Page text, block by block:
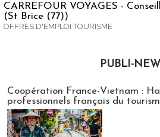
CARREFOUR VOYAGES -
(St Brice (77))
OFFRES D'EMPLOI TOURISME
PUBLI-
Coopération France-Vietnam :
professionnels français du